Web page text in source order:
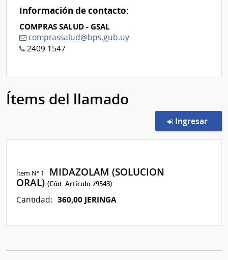
Información de contacto:
COMPRAS SALUD - GSAL
comprassalud@bps.gub.uy
2409 1547
Ítems del llamado
Ingresar
Ítem Nº 1
MIDAZOLAM (SOLUCION
ORAL)(Cód. Artículo 79543)
Cantidad: 360,00 JERINGA